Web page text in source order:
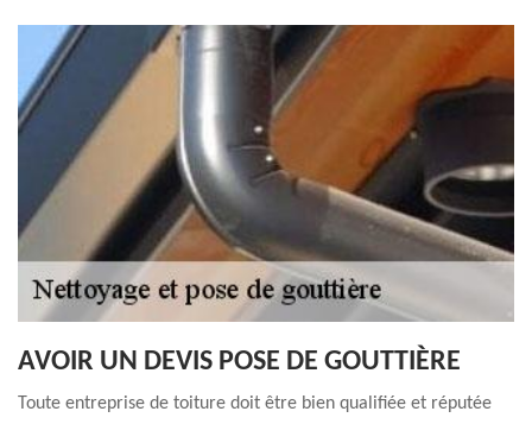
AVOIR UN DEVIS POSE DE GOUTTIÈRE
Toute entreprise de toiture doit être bien qualifiée et réputée